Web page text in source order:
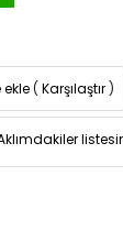
( Karşılaştır )